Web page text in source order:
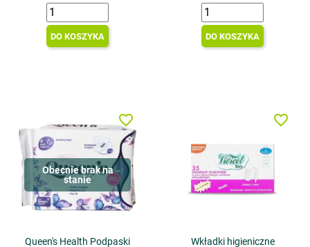
DO KOSZYKA DO KOSZYKA
Obecnie brak na
stanie
Queen's Health Podpaski
favorite_border
Wkładki higieniczne
favorite_border